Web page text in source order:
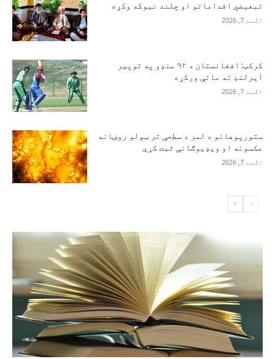
تبعیضي اقداماتو او چلند نیوکه وکړه
اګست 7, 2026
کرکټ: افغانستان د ۹۲ منډو په توپیر
آیرلنډ ته ماتې ورکړه
اګست 7, 2026
ستورپوهانو د لمر د سطحې تر ټولو روښانه
عکسونه او ویډیوګانې ثبت کړې
اګست 7, 2026